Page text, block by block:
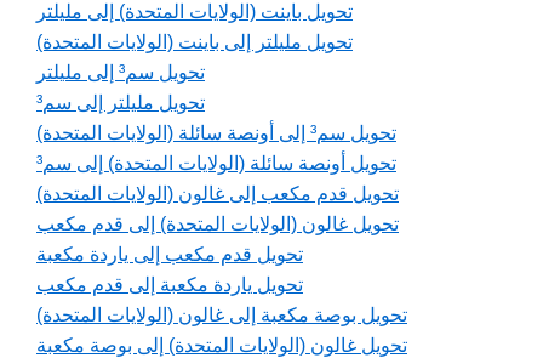
تحويل باينت (الولايات المتحدة) إلى مليلتر
تحويل مليلتر إلى باينت (الولايات المتحدة)
تحويل سم³ إلى مليلتر
تحويل مليلتر إلى سم³
تحويل سم³ إلى أونصة سائلة (الولايات المتحدة)
تحويل أونصة سائلة (الولايات المتحدة) إلى سم³
تحويل قدم مكعب إلى غالون (الولايات المتحدة)
تحويل غالون (الولايات المتحدة) إلى قدم مكعب
تحويل قدم مكعب إلى ياردة مكعبة
تحويل ياردة مكعبة إلى قدم مكعب
تحويل بوصة مكعبة إلى غالون (الولايات المتحدة)
تحويل غالون (الولايات المتحدة) إلى بوصة مكعبة